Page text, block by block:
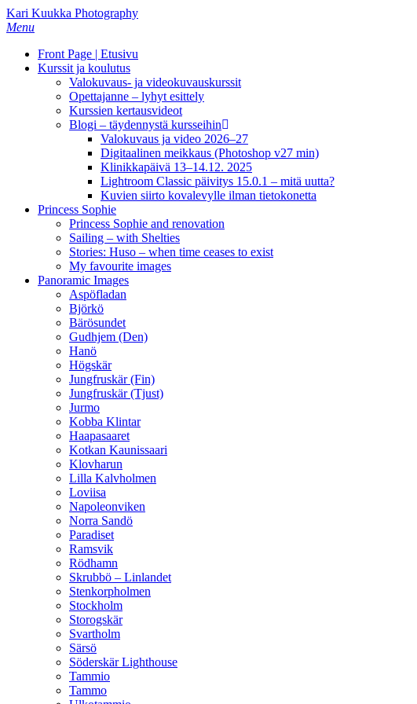
Skip
to
content
Kari Kuukka Photography
Menu
Front Page | Etusivu
Kurssit ja koulutus
Valokuvaus- ja videokuvauskurssit
Opettajanne – lyhyt esittely
Kurssien kertausvideot
Blogi – täydennystä kursseihin
Valokuvaus ja video 2026–27
Digitaalinen meikkaus (Photoshop v27 min)
Klinikkapäivä 13–14.12. 2025
Lightroom Classic päivitys 15.0.1 – mitä uutta?
Kuvien siirto kovalevylle ilman tietokonetta
Princess Sophie
Princess Sophie and renovation
Sailing – with Shelties
Stories: Huso – when time ceases to exist
My favourite images
Panoramic Images
Aspöfladan
Björkö
Bärösundet
Gudhjem (Den)
Hanö
Högskär
Jungfruskär (Fin)
Jungfruskär (Tjust)
Jurmo
Kobba Klintar
Haapasaaret
Kotkan Kaunissaari
Klovharun
Lilla Kalvholmen
Loviisa
Napoleonviken
Norra Sandö
Paradiset
Ramsvik
Rödhamn
Skrubbö – Linlandet
Stenkorpholmen
Stockholm
Storogskär
Svartholm
Särsö
Söderskär Lighthouse
Tammio
Tammo